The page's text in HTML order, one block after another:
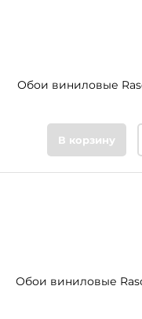
Обои виниловые
В корзину
Обои виниловые